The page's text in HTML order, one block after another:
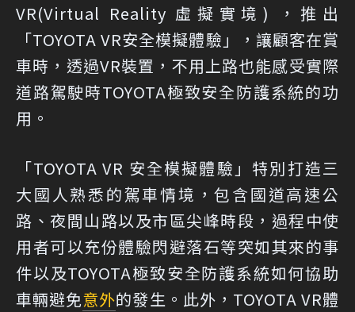
VR(Virtual Reality 虛擬實境) ，推出
「TOYOTA VR安全模擬體驗」，讓顧客在賞
車時，透過VR裝置，不用上路也能感受實際
道路駕駛時TOYOTA極致安全防護系統的功
用。
「TOYOTA VR 安全模擬體驗」特別打造三
大國人熟悉的駕車情境，包含國道高速公
路、夜間山路以及市區尖峰時段，過程中使
用者可以充份體驗閃避落石等突如其來的事
件以及TOYOTA極致安全防護系統如何協助
車輛避免意外的發生。此外，TOYOTA VR體